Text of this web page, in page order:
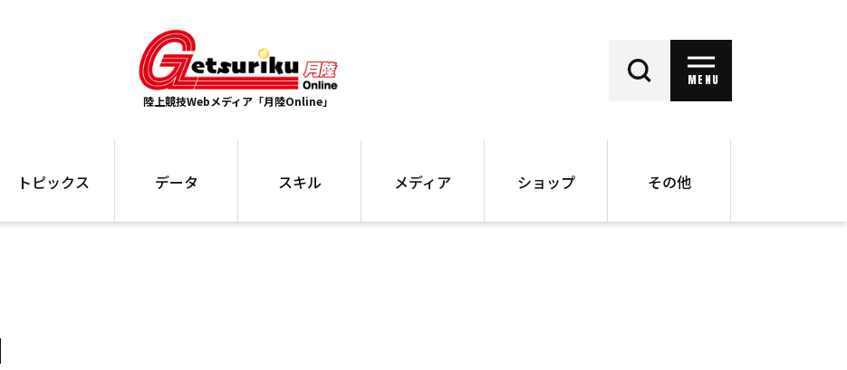
陸上競技Webメディア「月陸Online」
MENU
トピックス
イテム
データ スキル メディア ショップ その他